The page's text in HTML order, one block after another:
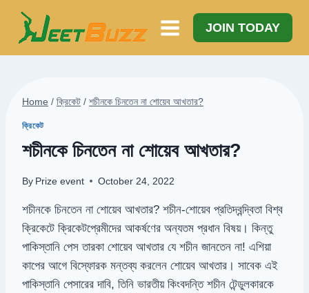
Skip
content
JOIN TODAY
Home / ক্রিকেট / শচীনকে চিনতেন না শোয়েব আখতার?
ক্রিকেট
শচীনকে চিনতেন না শোয়েব আখতার?
By Prize event October 24, 2022
শচীনকে চিনতেন না শোয়েব আখতার? শচীন-শোয়েব প্রতিদ্বন্দ্বিতা বিশ্ব
ক্রিকেটে ক্রিকেটপ্রেমীদের আকর্ষণের অন্যতম প্রধান বিষয়। কিন্তু
পাকিস্তানি পেস তারকা শোয়েব আখতার যে শচীন জানতেন না! এশিয়া
কাপের আগে বিস্ফোরক মন্তব্য করলেন শোয়েব আখতার। সাবেক এই
পাকিস্তানি পেসারের দাবি, তিনি ভারতীয় কিংবদন্তি শচীন টেন্ডুলকারকে